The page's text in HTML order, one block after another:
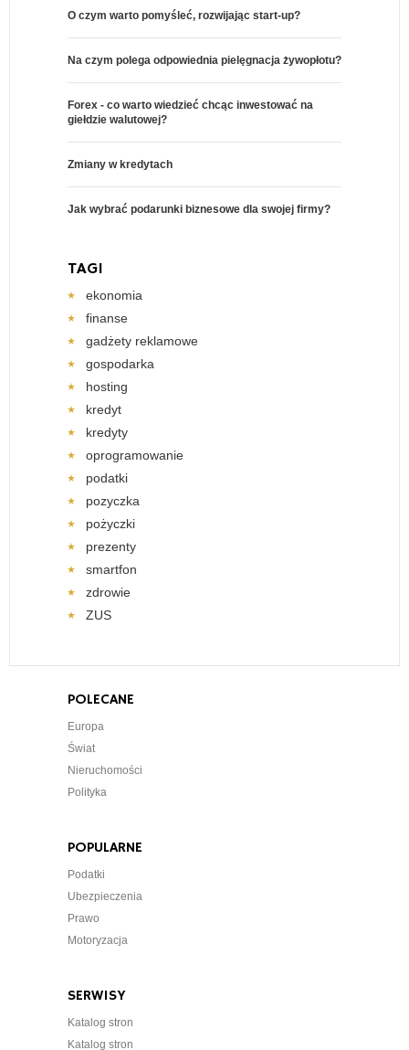
O czym warto pomyśleć, rozwijając start-up?
Na czym polega odpowiednia pielęgnacja żywopłotu?
Forex - co warto wiedzieć chcąc inwestować na
giełdzie walutowej?
Zmiany w kredytach
Jak wybrać podarunki biznesowe dla swojej firmy?
TAGI
ekonomia
finanse
gadżety reklamowe
gospodarka
hosting
kredyt
kredyty
oprogramowanie
podatki
pozyczka
pożyczki
prezenty
smartfon
zdrowie
ZUS
POLECANE
Europa
Świat
Nieruchomości
Polityka
POPULARNE
Podatki
Ubezpieczenia
Prawo
Motoryzacja
SERWISY
Katalog stron
Katalog stron